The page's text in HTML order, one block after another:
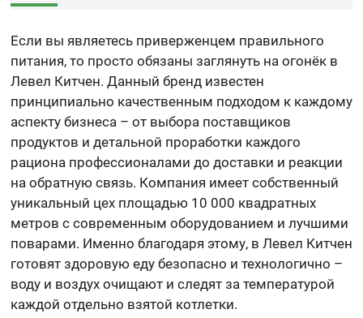
Если вы являетесь приверженцем правильного
питания, то просто обязаны заглянуть на огонёк в
Левел Китчен. Данный бренд известен
принципиально качественным подходом к каждому
аспекту бизнеса – от выбора поставщиков
продуктов и детальной проработки каждого
рациона профессионалами до доставки и реакции
на обратную связь. Компания имеет собственный
уникальный цех площадью 10 000 квадратных
метров с современным оборудованием и лучшими
поварами. Именно благодаря этому, в Левел Китчен
готовят здоровую еду безопасно и технологично –
воду и воздух очищают и следят за температурой
каждой отдельно взятой котлетки.